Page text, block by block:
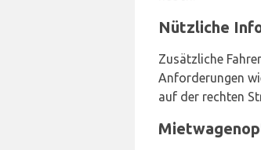
Nützliche
Zusätzliche
Anforderungen
auf der rechten